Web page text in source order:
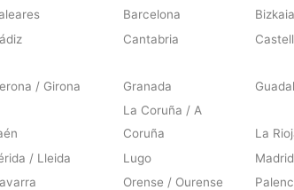
Barcelona
Cantabria
/ Girona Granada
La Coruña / A
Coruña
La
/ Lleida Lugo Madrid
Orense / Ourense